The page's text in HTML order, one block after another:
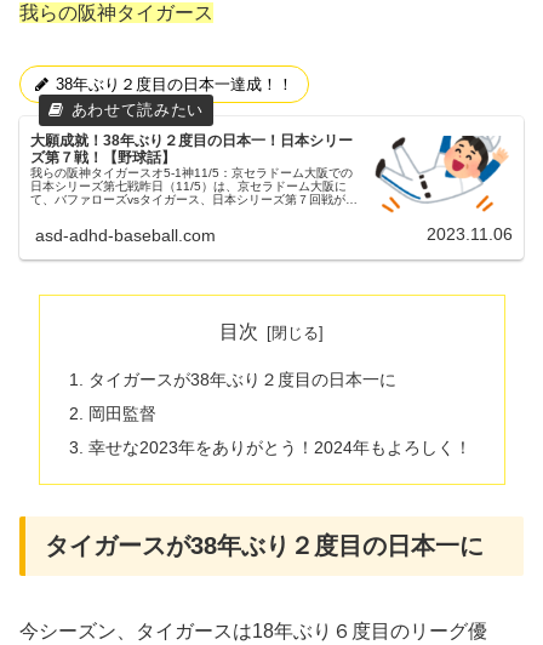
我らの阪神タイガース
38年ぶり２度目の日本一達成！！
大願成就！38年ぶり２度目の日本一！日本シリー
ズ第７戦！【野球話】
我らの阪神タイガースオ5-1神11/5：京セラドーム大阪での
日本シリーズ第七戦昨日（11/5）は、京セラドーム大阪に
て、バファローズvsタイガース、日本シリーズ第７回戦が行
asd-adhd-baseball.com 2023.11.06
目次
タイガースが38年ぶり２度目の日本一に
岡田監督
幸せな2023年をありがとう！2024年もよろしく！
タイガースが38年ぶり２度目の日本一に
今シーズン、タイガースは18年ぶり６度目のリーグ優